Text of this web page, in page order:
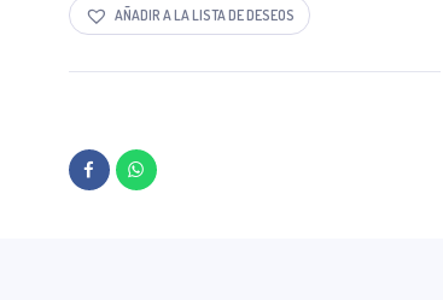
AÑADIR A LA LISTA DE DESEOS